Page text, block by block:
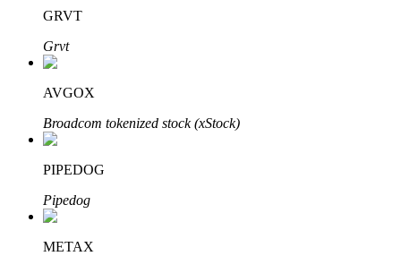
GRVT
Grvt
AVGOX
Broadcom tokenized stock (xStock)
PIPEDOG
Pipedog
METAX